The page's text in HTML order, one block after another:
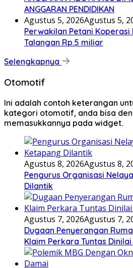
ANGGARAN PENDIDIKAN
Agustus 5, 2026Agustus 5,
Perwakilan Petani Koperasi
Talangan Rp.5 miliar
Selengkapnya
Otomotif
Ini adalah contoh keterangan
kategori otomotif, anda bisa
memasukkannya pada widget.
Agustus 8, 2026Agustus 8,
Pengurus Organisasi
Dilantik
Agustus 7, 2026Agustus 7,
Dugaan Penyerangan
Klaim Perkara Tuntas